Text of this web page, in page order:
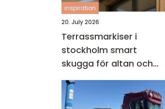
inspiration
20. July 2026
Terrassmarkiser i
stockholm smart
skugga för altan och
uteplats